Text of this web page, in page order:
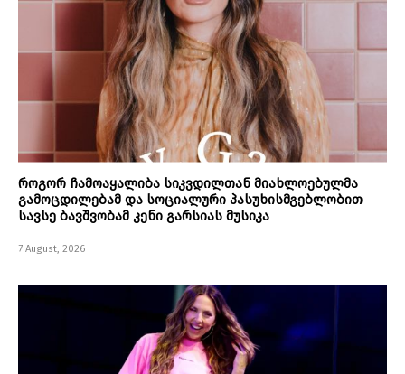
როგორ ჩამოაყალიბა სიკვდილთან მიახლოებულმა
გამოცდილებამ და სოციალური პასუხისმგებლობით
სავსე ბავშვობამ კენი გარსიას მუსიკა
7 August, 2026